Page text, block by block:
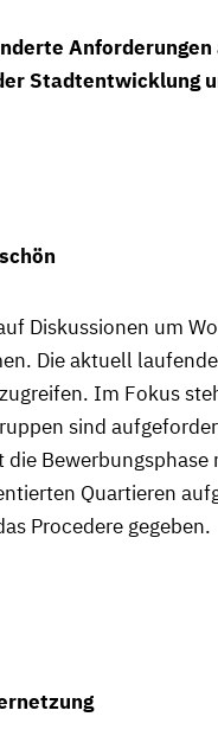
Stadtentwicklung
Diskussionen um
Die aktuell
Im Fokus
sind
Quartieren
Procedere gegeben.